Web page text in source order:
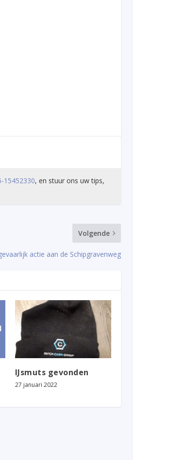
15452330, en stuur ons uw tips,
Volgende
actie aan de Schipgravenweg
IJsmuts gevonden
27 januari 2022